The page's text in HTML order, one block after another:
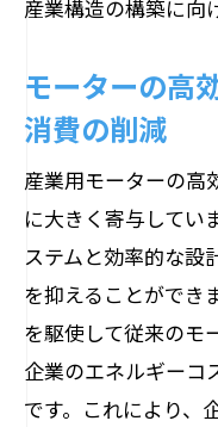
産業構造の構築に向
モーターの高
消費の削減
産業用モーターの高
に大きく寄与してい
ステムと効率的な設
を抑えることができ
を駆使して従来のモ
企業のエネルギーコ
です。これにより、